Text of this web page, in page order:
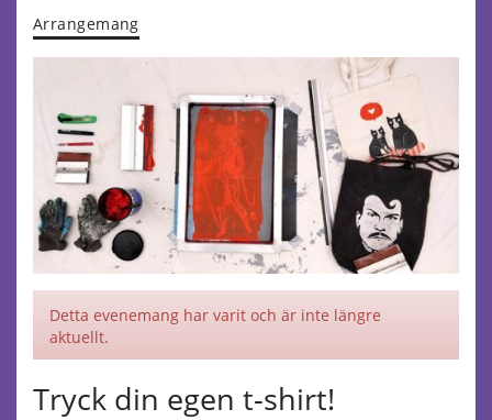
Arrangemang
Detta evenemang har varit och är inte längre
aktuellt.
Tryck din egen t-shirt!